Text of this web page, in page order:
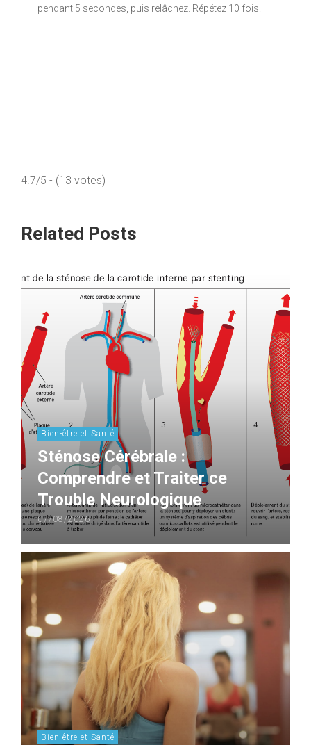
pendant 5 secondes, puis relâchez. Répétez 10 fois.
4.7/5 - (13 votes)
Related Posts
Bien-être et Santé
Sténose Cérébrale :
Comprendre et Traiter ce
Trouble Neurologique
07/08/2026
Bien-être et Santé